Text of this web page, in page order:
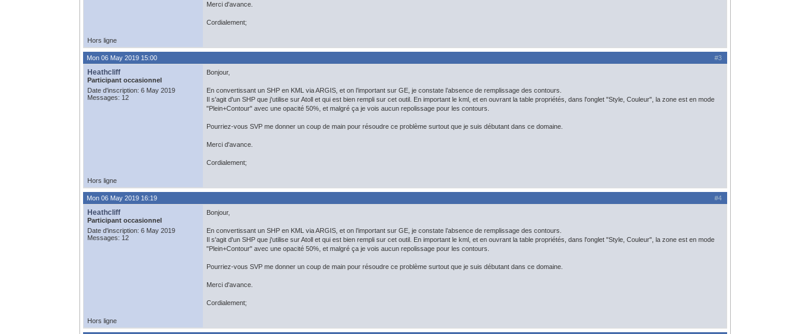
Merci d'avance.
Cordialement;
Hors ligne
#3
Mon 06 May 2019 15:00
Heathcliff
Participant occasionnel
Date d'inscription: 6 May 2019
Messages: 12
Bonjour,
En convertissant un SHP en KML via ARGIS, et on l’important sur GE, je constate l’absence de remplissage des contours.
Il s'agit d'un SHP que j'utilise sur Atoll et qui est bien rempli sur cet outil. En important le kml, et en ouvrant la table propriétés, dans l'onglet "Style, Couleur", la zone est en mode
"Plein+Contour" avec une opacité 50%, et malgré ça je vois aucun repolissage pour les contours.
Pourriez-vous SVP me donner un coup de main pour résoudre ce problème surtout que je suis débutant dans ce domaine.
Merci d'avance.
Cordialement;
Hors ligne
#4
Mon 06 May 2019 16:19
Heathcliff
Participant occasionnel
Date d'inscription: 6 May 2019
Messages: 12
Bonjour,
En convertissant un SHP en KML via ARGIS, et on l’important sur GE, je constate l’absence de remplissage des contours.
Il s'agit d'un SHP que j'utilise sur Atoll et qui est bien rempli sur cet outil. En important le kml, et en ouvrant la table propriétés, dans l'onglet "Style, Couleur", la zone est en mode
"Plein+Contour" avec une opacité 50%, et malgré ça je vois aucun repolissage pour les contours.
Pourriez-vous SVP me donner un coup de main pour résoudre ce problème surtout que je suis débutant dans ce domaine.
Merci d'avance.
Cordialement;
Hors ligne